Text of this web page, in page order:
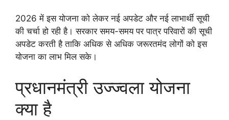
2026 में इस योजना को लेकर नई अपडेट और नई लाभार्थी सूची
की चर्चा हो रही है। सरकार समय-समय पर पात्र परिवारों की सूची
अपडेट करती है ताकि अधिक से अधिक जरूरतमंद लोगों को इस
योजना का लाभ मिल सके।
प्रधानमंत्री उज्ज्वला योजना
क्या है